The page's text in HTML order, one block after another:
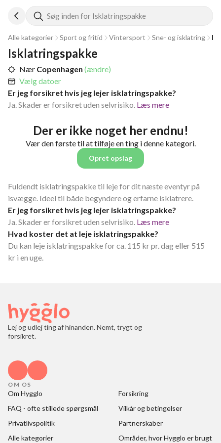
Søg inden for Isklatringspakke
Alle kategorier Sport og fritid Vintersport Sne- og isklatring
Isklatringspakke
Nær Copenhagen (ændre)
Vælg datoer
Er jeg forsikret hvis jeg lejer isklatringspakke?
Ja. Skader er forsikret uden selvrisiko. Læs mere
Der er ikke noget her endnu!
Vær den første til at tilføje en ting i denne kategori.
Opret opslag
Fuldendt isklatringspakke til leje for dit næste eventyr på
isvægge. Ideel til både begyndere og erfarne isklatrere.
Er jeg forsikret hvis jeg lejer isklatringspakke?
Ja. Skader er forsikret uden selvrisiko. Læs mere
Hvad koster det at leje isklatringspakke?
Du kan leje isklatringspakke for ca. 115 kr pr. dag eller 515
kr i en uge.
Lej og udlej ting af hinanden. Nemt, trygt og
forsikret.
OM OS
Om Hygglo
Forsikring
FAQ - ofte stillede spørgsmål
Vilkår og betingelser
Privatlivspolitik
Partnerskaber
Alle kategorier
Områder, hvor Hygglo er brugt